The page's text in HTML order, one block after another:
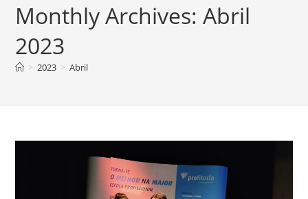
Monthly Archives: Abril
2023
> 2023 > Abril